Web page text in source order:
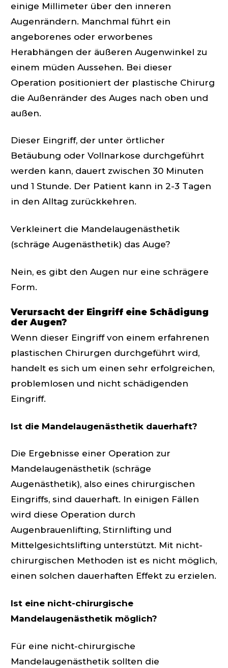
einige Millimeter über den inneren
Augenrändern. Manchmal führt ein
angeborenes oder erworbenes
Herabhängen der äußeren Augenwinkel zu
einem müden Aussehen. Bei dieser
Operation positioniert der plastische Chirurg
die Außenränder des Auges nach oben und
außen.
Dieser Eingriff, der unter örtlicher
Betäubung oder Vollnarkose durchgeführt
werden kann, dauert zwischen 30 Minuten
und 1 Stunde. Der Patient kann in 2-3 Tagen
in den Alltag zurückkehren.
Verkleinert die Mandelaugenästhetik
(schräge Augenästhetik) das Auge?
Nein, es gibt den Augen nur eine schrägere
Form.
Verursacht der Eingriff eine Schädigung
der Augen?
Wenn dieser Eingriff von einem erfahrenen
plastischen Chirurgen durchgeführt wird,
handelt es sich um einen sehr erfolgreichen,
problemlosen und nicht schädigenden
Eingriff.
Ist die Mandelaugenästhetik dauerhaft?
Die Ergebnisse einer Operation zur
Mandelaugenästhetik (schräge
Augenästhetik), also eines chirurgischen
Eingriffs, sind dauerhaft. In einigen Fällen
wird diese Operation durch
Augenbrauenlifting, Stirnlifting und
Mittelgesichtslifting unterstützt. Mit nicht-
chirurgischen Methoden ist es nicht möglich,
einen solchen dauerhaften Effekt zu erzielen.
Ist eine nicht-chirurgische
Mandelaugenästhetik möglich?
Für eine nicht-chirurgische
Mandelaugenästhetik sollten die